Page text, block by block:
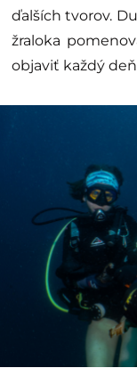
ďalších tvorov.
žraloka
objaviť každý